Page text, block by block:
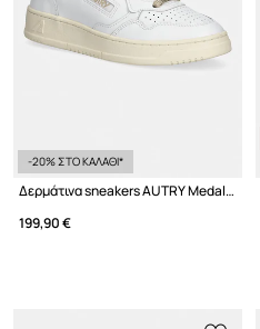
-20% ΣΤΟ ΚΑΛΑΘΙ*
Δερμάτινα sneakers AUTRY Medalist Low
199,90 €